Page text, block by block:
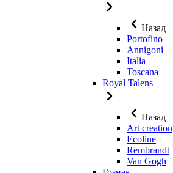
Назад
Portofino
Annigoni
Italia
Toscana
Royal Talens
Назад
Art creation
Ecoline
Rembrandt
Van Gogh